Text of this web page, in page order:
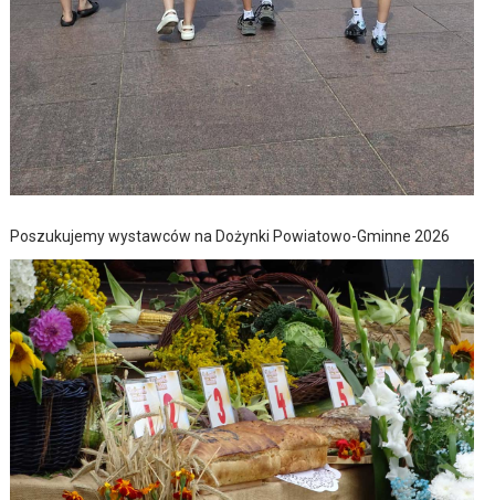
Poszukujemy wystawców na Dożynki Powiatowo-Gminne 2026